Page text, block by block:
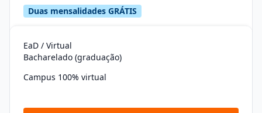
Duas mensalidades GRÁTIS
EaD / Virtual
Bacharelado (graduação)
Campus 100% virtual